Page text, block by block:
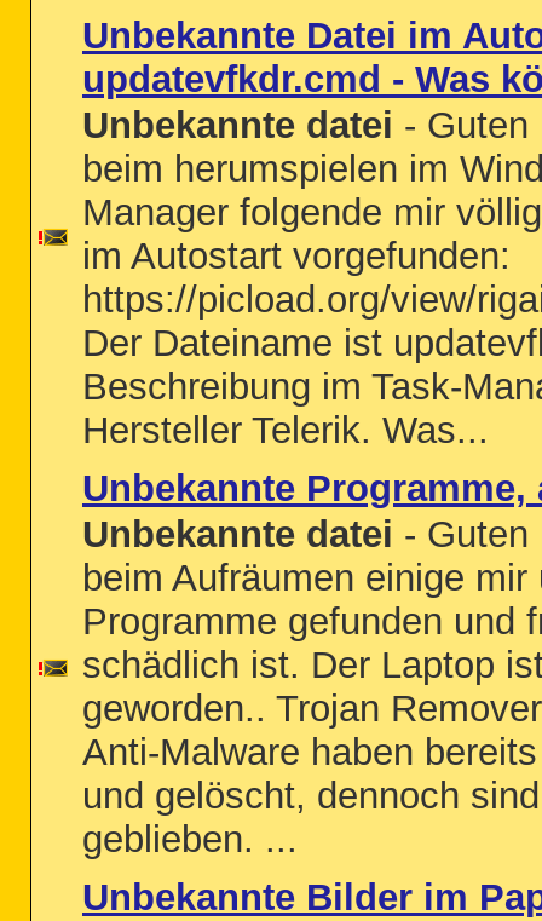
Unbekannte Datei im
updatevfkdr.cmd - Was
Unbekannte datei - Guten
beim herumspielen im
Manager folgende mir
im Autostart vorgefunden:
https://picload.org/view/
Der Dateiname ist
Beschreibung im Task-
Hersteller Telerik. Was...
Unbekannte Programme,
Unbekannte datei - Guten
beim Aufräumen einige mir
Programme gefunden und
schädlich ist. Der Laptop
geworden.. Trojan
Anti-Malware haben
und gelöscht, dennoch
geblieben. ...
Unbekannte Bilder im